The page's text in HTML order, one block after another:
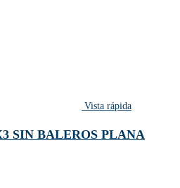
Vista rápida
SIN BALEROS PLANA